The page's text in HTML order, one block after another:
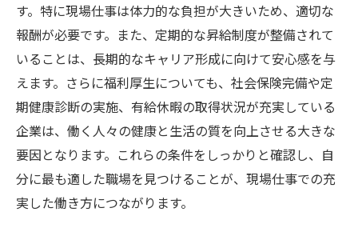
す。特に現場仕事は体力的な負担が大きいため、適切な
報酬が必要です。また、定期的な昇給制度が整備されて
いることは、長期的なキャリア形成に向けて安心感を与
えます。さらに福利厚生についても、社会保険完備や定
期健康診断の実施、有給休暇の取得状況が充実している
企業は、働く人々の健康と生活の質を向上させる大きな
要因となります。これらの条件をしっかりと確認し、自
分に最も適した職場を見つけることが、現場仕事での充
実した働き方につながります。